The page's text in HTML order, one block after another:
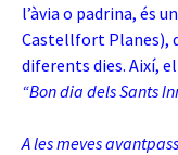
l’àvia o padrina, és
Castellfort Planes),
diferents dies. Així,
“Bon dia dels Sants
A les meves